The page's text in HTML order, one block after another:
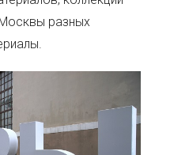
разных